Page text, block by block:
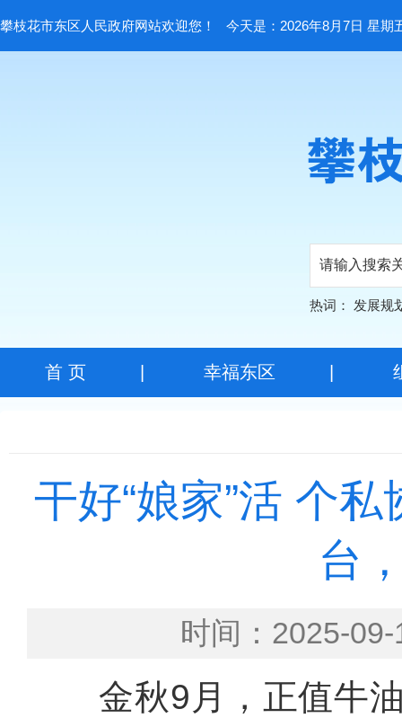
攀枝花市东区人民政府网站欢迎您！ 今天是：2026年8月7日 星期
热词： 发展规
首 页| 幸福东区
干好“娘家”活 个
台
时间：2025-
金秋9月，正值牛油